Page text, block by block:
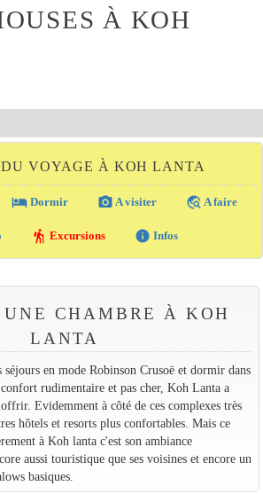
À KOH
VOYAGE À KOH LANTA
local_hotel Dormir photo_camera A visiter travel_explore A faire
hiking Excursions info Infos
CHAMBRE À KOH
LANTA
en mode Robinson Crusoë et dormir dans
rudimentaire et pas cher, Koh Lanta a
Evidemment à côté de ces complexes très
hôtels et resorts plus confortables. Mais ce
à Koh lanta c'est son ambiance
aussi touristique que ses voisines et encore un
basiques.